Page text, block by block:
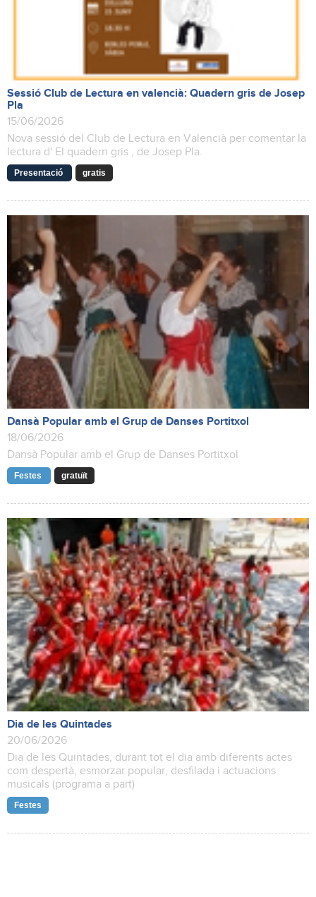
Sessió Club de Lectura en valencià: Quadern gris de Josep
Pla
15/06/2026
Nova sessió del Club de Lectura en Valencià per comentar la
lectura d' El quadern gris , de Josep Pla.
Presentació gratis
Dansà Popular amb el Grup de Danses Portitxol
18/06/2026
Dansà Popular amb el Grup de Danses Portitxol
Festes gratuït
Dia de les Quintades
20/06/2026
Dia de les Quintades, durant tot el dia amb diferents actes
com despertà, esmorzar popular, desfilada i actuacions
musicals (programa a part)
Festes